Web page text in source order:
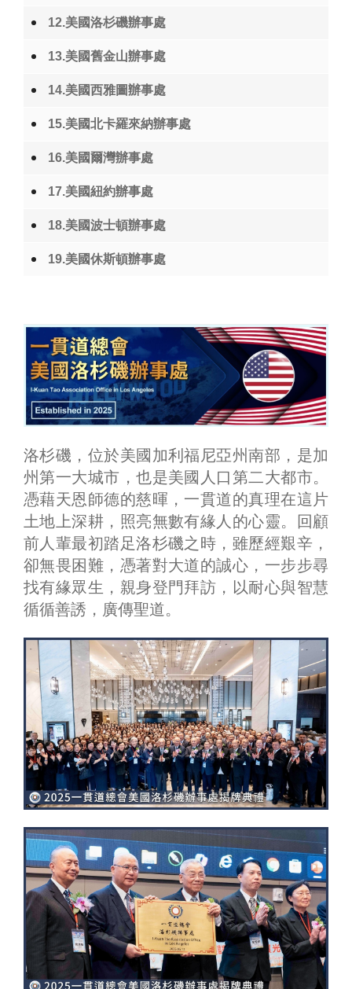
12.美國洛杉磯辦事處
13.美國舊金山辦事處
14.美國西雅圖辦事處
15.美國北卡羅來納辦事處
16.美國爾灣辦事處
17.美國紐約辦事處
18.美國波士頓辦事處
19.美國休斯頓辦事處
洛杉磯，位於美國加利福尼亞州南部，是加
州第一大城市，也是美國人口第二大都市。
憑藉天恩師德的慈暉，一貫道的真理在這片
土地上深耕，照亮無數有緣人的心靈。回顧
前人輩最初踏足洛杉磯之時，雖歷經艱辛，
卻無畏困難，憑著對大道的誠心，一步步尋
找有緣眾生，親身登門拜訪，以耐心與智慧
循循善誘，廣傳聖道。